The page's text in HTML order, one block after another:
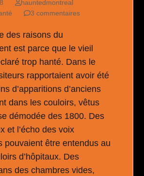
hauntedmontreal
3 commentaires
des raisons du
est parce que le vieil
trop hanté. Dans le
rapportaient avoir été
d’apparitions d’anciens
dans les couloirs, vêtus
démodée des 1800. Des
et l’écho des voix
pouvaient être entendus au
d’hôpitaux. Des
des chambres vides,